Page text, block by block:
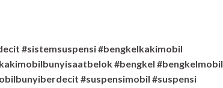
#sistemsuspensi #bengkelkakimobil
#bengkel #bengkelmobil
#suspensimobil #suspensi